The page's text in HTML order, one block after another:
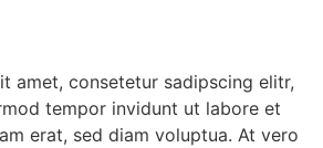
amet, consetetur sadipscing elitr,
tempor invidunt ut labore et
erat, sed diam voluptua. At vero